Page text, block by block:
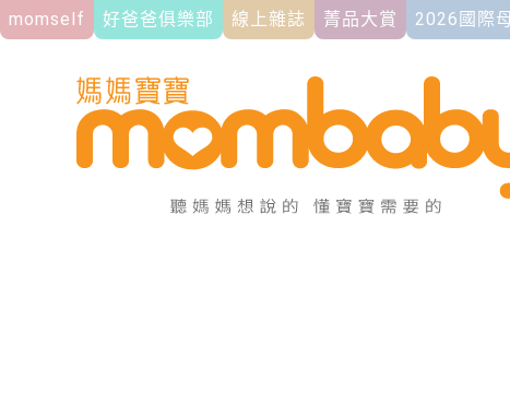
momself 好爸爸俱樂部 線上雜誌 菁品大賞 2026國際